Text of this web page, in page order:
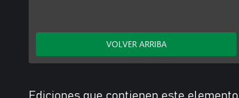
VOLVER ARRIBA
Ediciones que contienen este elemento